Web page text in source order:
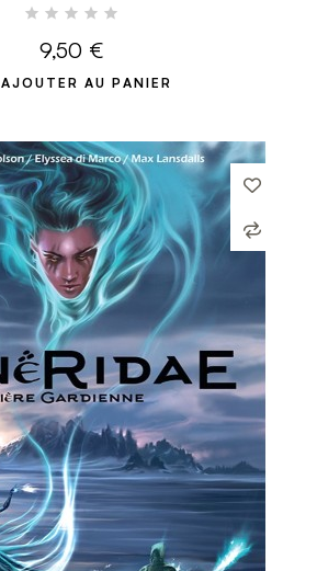
9,50 €
AJOUTER AU PANIER